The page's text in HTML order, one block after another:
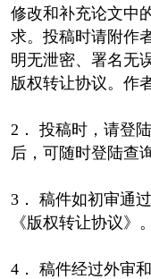
修改和补充论文中
求。投稿时请附作
明无泄密、署名无
版权转让协议。作
2． 投稿时，请登
后，可随时登陆查
3． 稿件如初审通
《版权转让协议》。
4． 稿件经过外审